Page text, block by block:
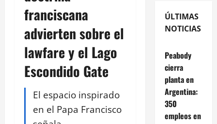
franciscana
advierten sobre el
lawfare y el Lago
Escondido Gate
El espacio inspirado
en el Papa Francisco
ÚLTIMAS
NOTICIAS
Peabody
cierra
planta en
Argentina:
350
empleos en